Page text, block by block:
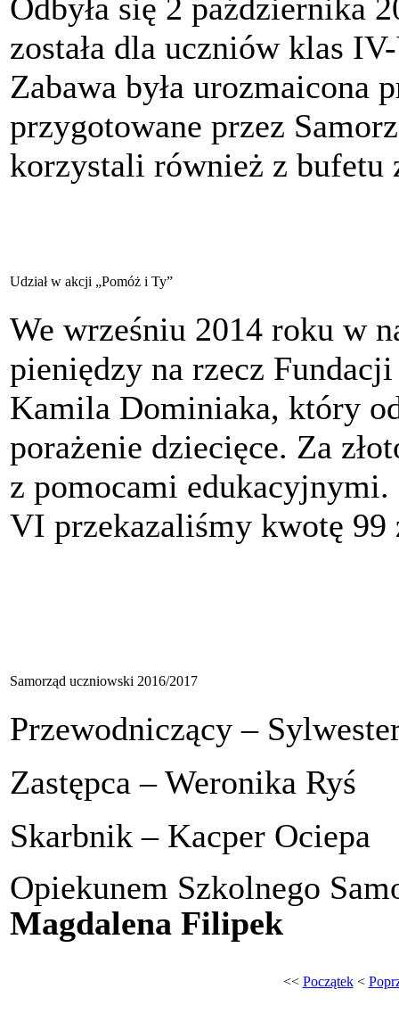
Odbyła się 2 października
została dla uczniów klas
Zabawa była urozmaicona
przygotowane przez
korzystali również z bufetu
Udział w akcji „Pomóż i Ty”
We wrześniu 2014 roku w
pieniędzy na rzecz
Kamila Dominiaka, który
porażenie dziecięce. Za
z pomocami
VI przekazaliśmy kwotę 99
Samorząd uczniowski 2016/2017
Przewodniczący –
Zastępca – Weronika Ryś
Skarbnik – Kacper Ociepa
Opiekunem Szkolnego
Magdalena Filipek
<< Początek<